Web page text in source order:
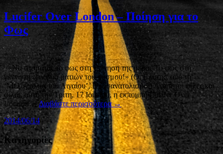
Lucifer Over London – Ποίηση για το
Φως
«Να σταματάς το φως στη γέννηση της μέρας Το φως στη
γέννηση των δυο ματιών του κόσμου!» (Ο. Ελύτης, από τη
‘Μελαγχολία του Αιγαίου’, Προσανατολισμοί) Αγαπητοί φίλες και
φίλοι, αυτή την Τρίτη, 17 Ιουνίου, η εκπομπή Lucifer Οver
London…Διαβάστε περισσότερα →
2014/06/14
Kατηγορίες